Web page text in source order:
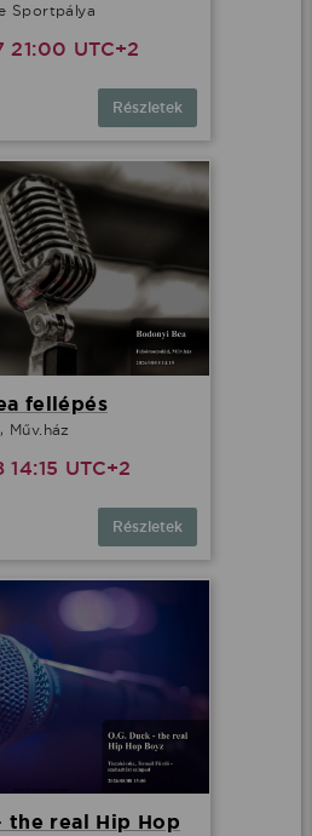
Sportpálya
UTC+2
Részletek
fellépés
Műv.ház
UTC+2
Részletek
the real Hip Hop